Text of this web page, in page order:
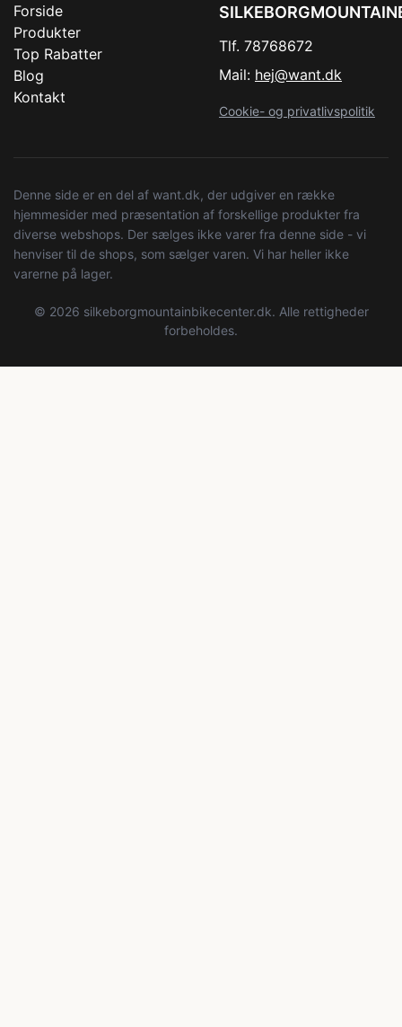
Forside
Produkter
Top Rabatter
Blog
Kontakt
Tlf. 78768672
Mail: hej@want.dk
Cookie- og privatlivspolitik
Denne side er en del af want.dk, der udgiver en række
hjemmesider med præsentation af forskellige produkter fra
diverse webshops. Der sælges ikke varer fra denne side - vi
henviser til de shops, som sælger varen. Vi har heller ikke
varerne på lager.
© 2026 silkeborgmountainbikecenter.dk. Alle rettigheder
forbeholdes.